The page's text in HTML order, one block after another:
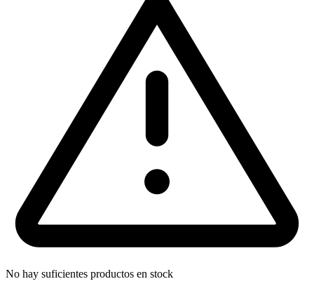
No hay suficientes productos en stock